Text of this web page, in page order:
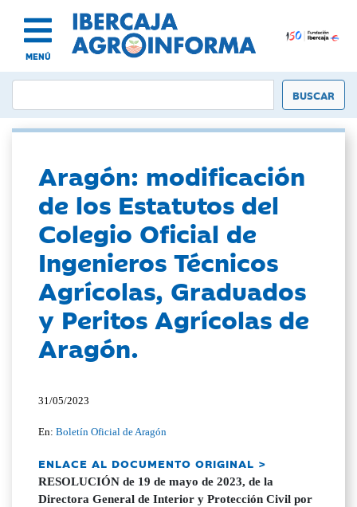
MENÚ
Aragón: modificación
de los Estatutos del
Colegio Oficial de
Ingenieros Técnicos
Agrícolas, Graduados
y Peritos Agrícolas de
Aragón.
31/05/2023
En:Boletín Oficial de Aragón
ENLACE AL DOCUMENTO ORIGINAL >
RESOLUCIÓN de 19 de mayo de 2023, de la
Directora General de Interior y Protección Civil por